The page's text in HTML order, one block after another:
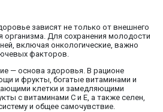
зависят не только от внешнего
организма. Для сохранения молодости
включая онкологические, важно
факторов.
— основа здоровья. В рационе
и фрукты, богатые витаминами и
клетки и замедляющими
с витаминами С и Е, а также селен,
и общее самочувствие.